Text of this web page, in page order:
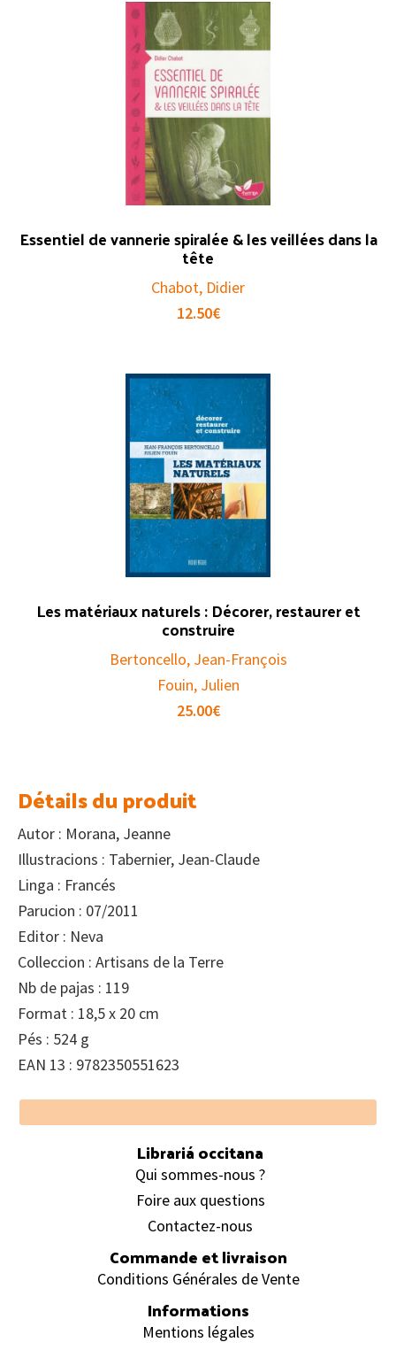
Essentiel de vannerie spiralée & les veillées dans la
tête
Chabot, Didier
12.50€
Les matériaux naturels : Décorer, restaurer et
construire
Bertoncello, Jean-François
Fouin, Julien
25.00€
Détails du produit
Autor : Morana, Jeanne
Illustracions : Tabernier, Jean-Claude
Linga : Francés
Parucion : 07/2011
Editor : Neva
Colleccion : Artisans de la Terre
Nb de pajas : 119
Format : 18,5 x 20 cm
Pés : 524 g
EAN 13 : 9782350551623
Footer
Librariá occitana
Qui sommes-nous ?
Foire aux questions
Contactez-nous
Commande et livraison
Conditions Générales de Vente
Informations
Mentions légales